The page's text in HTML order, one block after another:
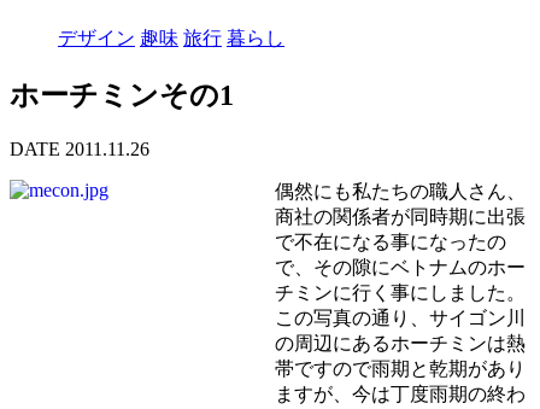
デザイン 趣味 旅行 暮らし
ホーチミンその1
DATE 2011.11.26
偶然にも私たちの職人さん、
商社の関係者が同時期に出張
で不在になる事になったの
で、その隙にベトナムのホー
チミンに行く事にしました。
この写真の通り、サイゴン川
の周辺にあるホーチミンは熱
帯ですので雨期と乾期があり
ますが、今は丁度雨期の終わ